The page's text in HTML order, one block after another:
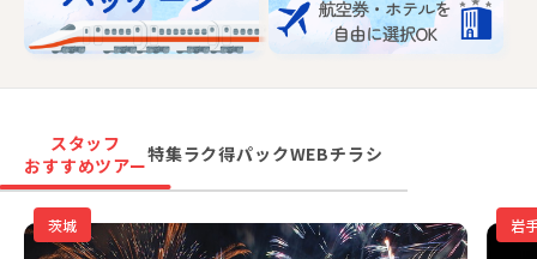
スタッフ
おすすめツアー特集ラク得パックWEBチラシ
茨城 岩